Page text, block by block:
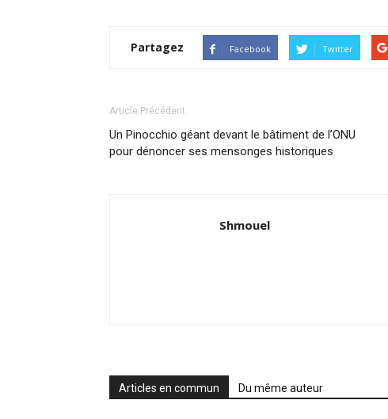
Partagez Facebook Twitter
Article Précédent
Un Pinocchio géant devant le bâtiment de l’ONU
pour dénoncer ses mensonges historiques
Shmouel
Articles en commun Du même auteur